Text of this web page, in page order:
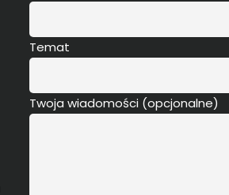
Temat
Twoja wiadomości (opcjonalne)